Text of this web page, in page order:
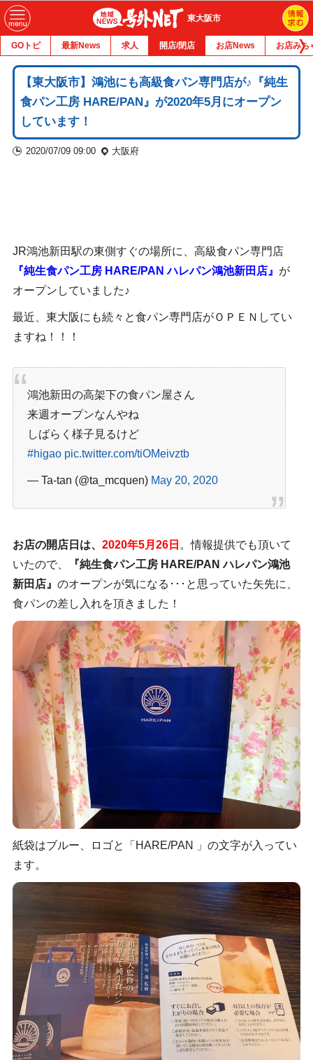
東大阪市
GOトピ 最新News 求人 開店/閉店 お店News お店みち
【東大阪市】鴻池にも高級食パン専門店が♪『純生
食パン工房 HARE/PAN』が2020年5月にオープン
しています！
2020/07/09 09:00 大阪府
JR鴻池新田駅の東側すぐの場所に、高級食パン専門店
『純生食パン工房 HARE/PAN ハレパン鴻池新田店』 が
オープンしていました♪
最近、東大阪にも続々と食パン専門店がＯＰＥＮしてい
ますね！！！
鴻池新田の高架下の食パン屋さん
来週オープンなんやね
しばらく様子見るけど
#higao pic.twitter.com/tiOMeivztb
— Ta-tan (@ta_mcquen) May 20, 2020
お店の開店日は、 2020年5月26日 。情報提供でも頂いて
いたので、
『純生食パン工房 HARE/PAN ハレパン鴻池
新田店』 のオープンが気になる･･･と思っていた矢先に、
食パンの差し入れを頂きました！
紙袋はブルー、ロゴと「HARE/PAN 」の文字が入ってい
ます。